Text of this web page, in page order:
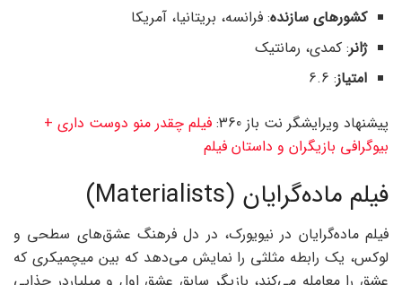
کشورهای سازنده: فرانسه، بریتانیا، آمریکا
ژانر: کمدی، رمانتیک
امتیاز: 6.6
پیشنهاد ویرایشگر نت باز 360:
فیلم چقدر منو دوست داری +
بیوگرافی بازیگران و داستان فیلم
فیلم ماده‌گرایان (Materialists)
فیلم ماده‌گرایان در نیویورک، در دل فرهنگ عشق‌های سطحی و
لوکس، یک رابطه مثلثی را نمایش می‌دهد که بین میچمیکری که